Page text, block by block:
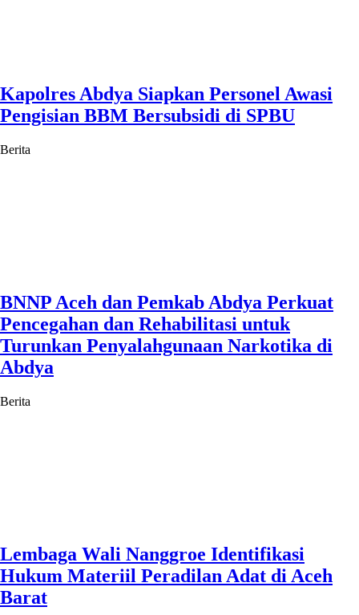
Kapolres Abdya Siapkan Personel Awasi
Pengisian BBM Bersubsidi di SPBU
Berita
BNNP Aceh dan Pemkab Abdya Perkuat
Pencegahan dan Rehabilitasi untuk
Turunkan Penyalahgunaan Narkotika di
Abdya
Berita
Lembaga Wali Nanggroe Identifikasi
Hukum Materiil Peradilan Adat di Aceh
Barat